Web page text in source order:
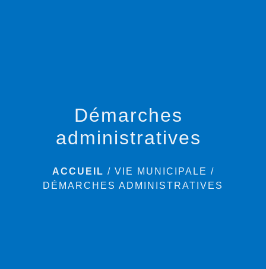
Démarches
administratives
ACCUEIL / VIE MUNICIPALE /
DÉMARCHES ADMINISTRATIVES